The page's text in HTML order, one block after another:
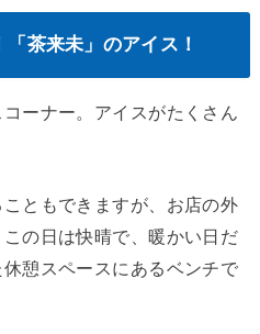
茶来未」のアイス！
ーナー。アイスがたくさん
ともできますが、お店の外
の日は快晴で、暖かい日だ
憩スペースにあるベンチで